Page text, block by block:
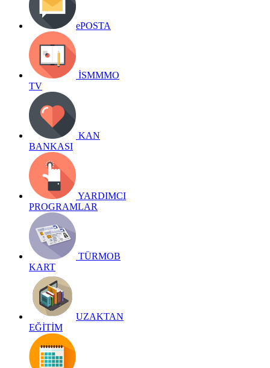
ePOSTA
İSMMMO
TV
KAN
BANKASI
YARDIMCI
PROGRAMLAR
TÜRMOB
KART
UZAKTAN
EĞİTİM